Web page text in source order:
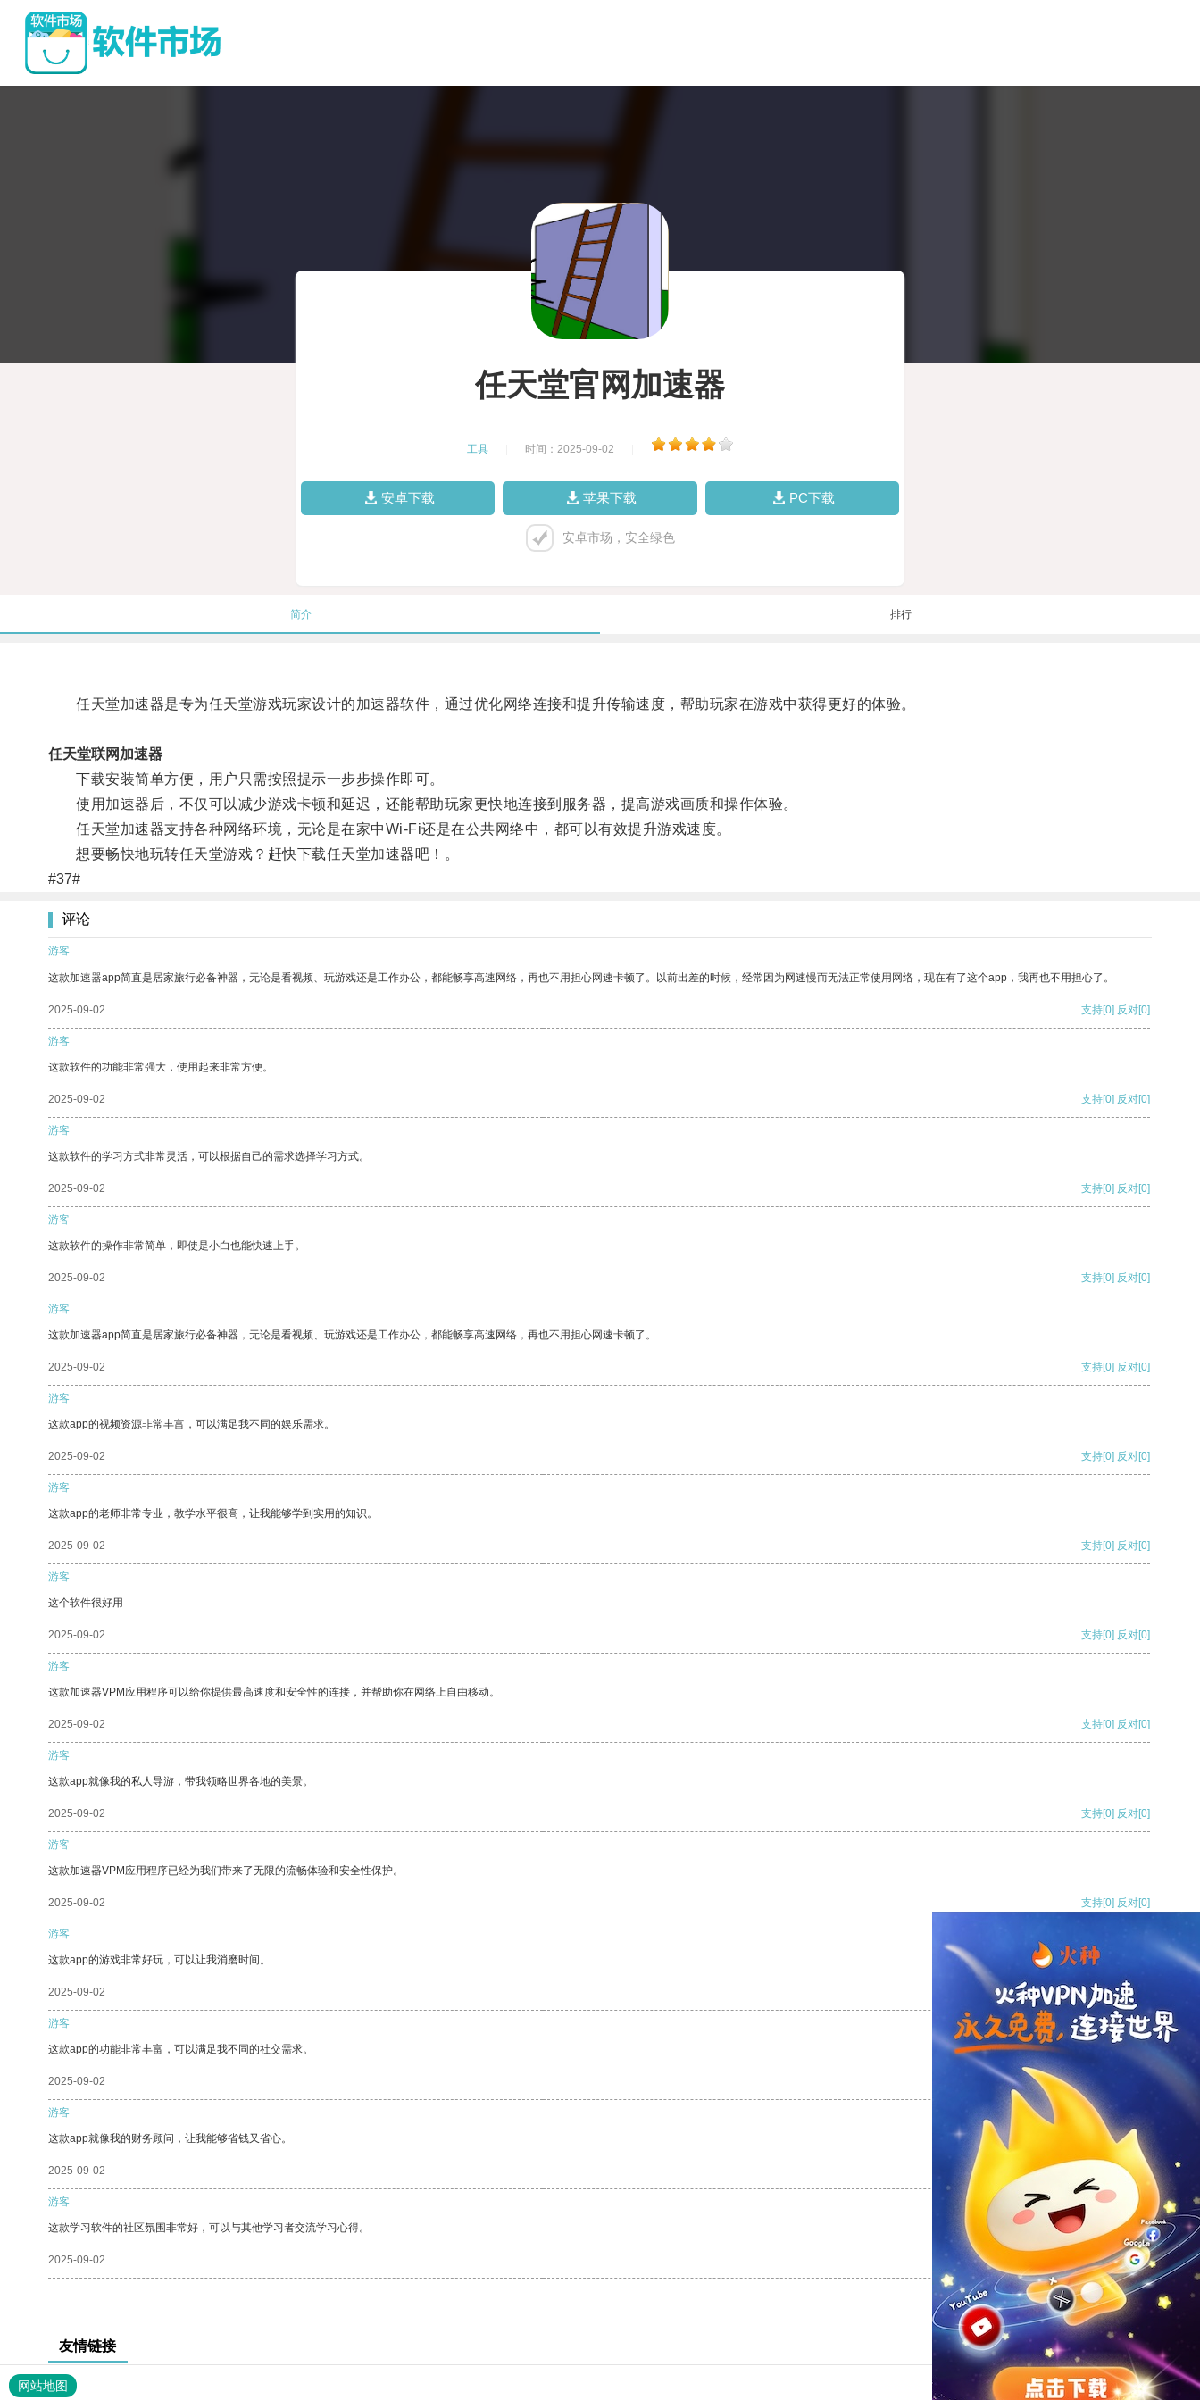
任天堂官网加速器
工具 时间：2025-09-02
安卓下载 苹果下载 PC下载
安卓市场，安全绿色
简介 排行
任天堂加速器是专为任天堂游戏玩家设计的加速器软件，通过优化网络连接和提升传输速度，帮助玩家在游戏中获得更好的体验。
任天堂联网加速器
下载安装简单方便，用户只需按照提示一步步操作即可。
使用加速器后，不仅可以减少游戏卡顿和延迟，还能帮助玩家更快地连接到服务器，提高游戏画质和操作体验。
任天堂加速器支持各种网络环境，无论是在家中Wi-Fi还是在公共网络中，都可以有效提升游戏速度。
想要畅快地玩转任天堂游戏？赶快下载任天堂加速器吧！。
#37#
评论
游客
这款加速器app简直是居家旅行必备神器，无论是看视频、玩游戏还是工作办公，都能畅享高速网络，再也不用担心网速卡顿了。以前出差的时候，经常因为网速慢而无法正常使用网络，现在有了这个app，我再也不用担心了。
2025-09-02 支持[0] 反对[0]
游客
这款软件的功能非常强大，使用起来非常方便。
2025-09-02 支持[0] 反对[0]
游客
这款软件的学习方式非常灵活，可以根据自己的需求选择学习方式。
2025-09-02 支持[0] 反对[0]
游客
这款软件的操作非常简单，即使是小白也能快速上手。
2025-09-02 支持[0] 反对[0]
游客
这款加速器app简直是居家旅行必备神器，无论是看视频、玩游戏还是工作办公，都能畅享高速网络，再也不用担心网速卡顿了。
2025-09-02 支持[0] 反对[0]
游客
这款app的视频资源非常丰富，可以满足我不同的娱乐需求。
2025-09-02 支持[0] 反对[0]
游客
这款app的老师非常专业，教学水平很高，让我能够学到实用的知识。
2025-09-02 支持[0] 反对[0]
游客
这个软件很好用
2025-09-02 支持[0] 反对[0]
游客
这款加速器VPM应用程序可以给你提供最高速度和安全性的连接，并帮助你在网络上自由移动。
2025-09-02 支持[0] 反对[0]
游客
这款app就像我的私人导游，带我领略世界各地的美景。
2025-09-02 支持[0] 反对[0]
游客
这款加速器VPM应用程序已经为我们带来了无限的流畅体验和安全性保护。
2025-09-02 支持[0] 反对[0]
游客
这款app的游戏非常好玩，可以让我消磨时间。
2025-09-02 支持[0] 反对
游客
这款app的功能非常丰富，可以满足我不同的社交需求。
2025-09-02 支持
游客
这款app就像我的财务顾问，让我能够省钱又省心。
2025-09-02 反对 [0]
游客
这款学习软件的社区氛围非常好，可以与其他学习者交流学习心得。
2025-09-02 支持[0] 反对[0]
友情链接
网站地图